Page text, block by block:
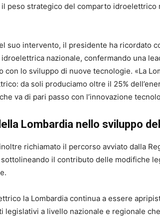
peso strategico del comparto idroelettrico
suo intervento, il presidente ha ricordato
idroelettrica nazionale, confermando una
con lo sviluppo di nuove tecnologie. «La
da soli produciamo oltre il 25%
va di pari passo con l’innovazione
Lombardia nello sviluppo
richiamato il percorso avviato dalla
il contributo delle modifiche
la Lombardia continua a essere
legislativi a livello nazionale e regionale